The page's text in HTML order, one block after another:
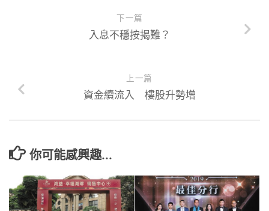
下一篇
入息不穩按揭難？
上一篇
資金續流入 樓股升勢增
你可能感興趣...